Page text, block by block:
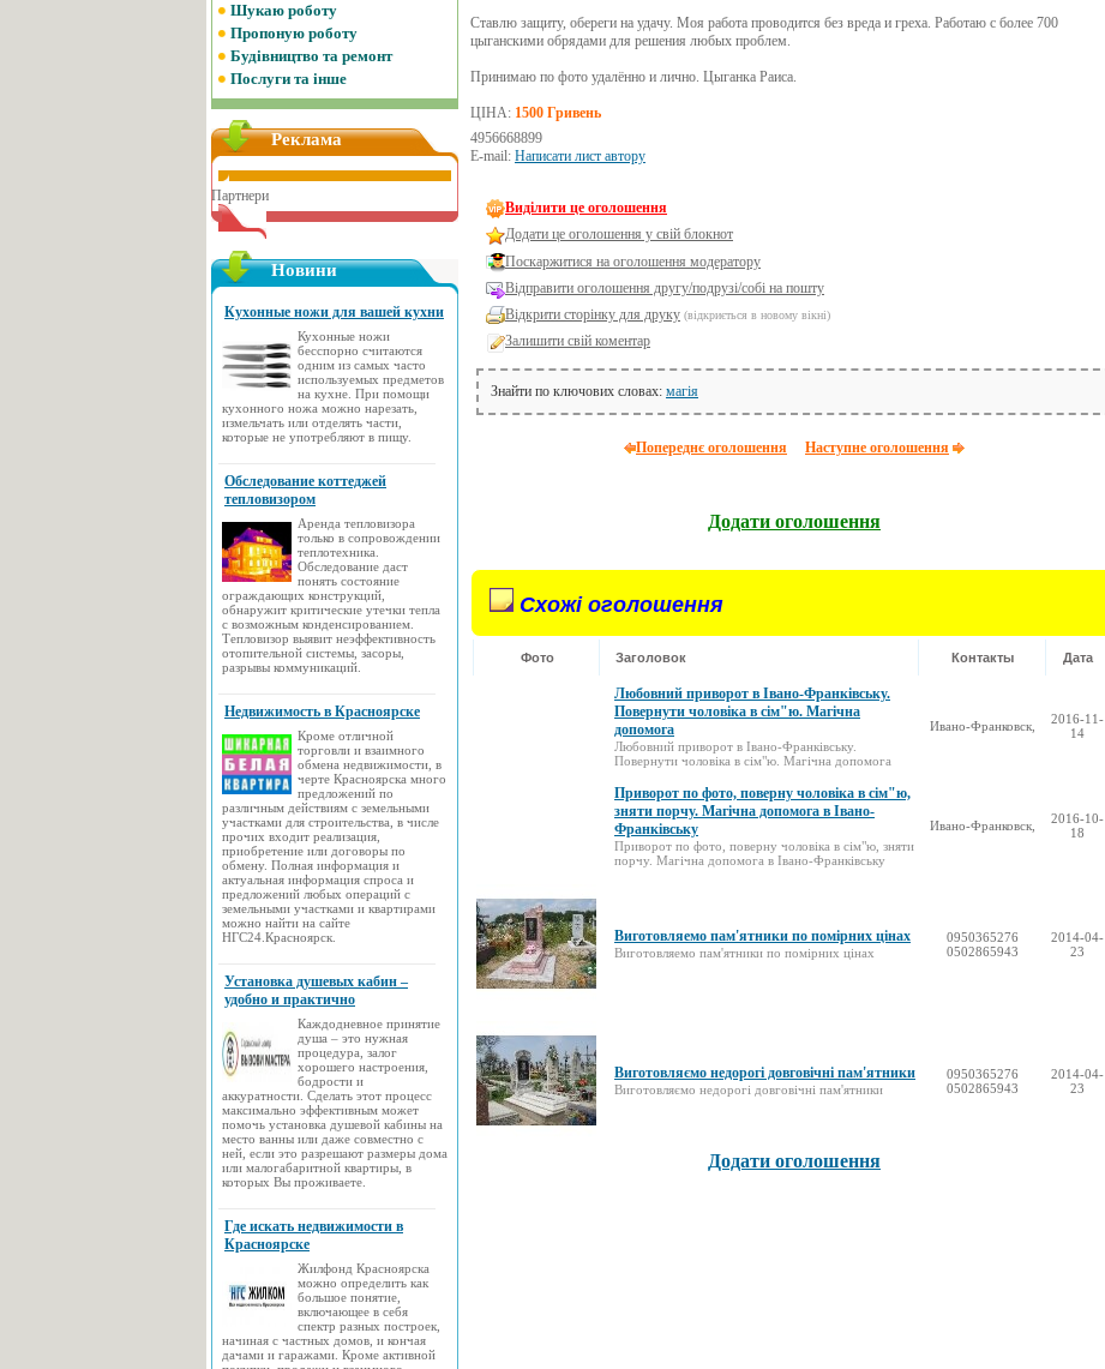
Ставлю защиту, обереги на удачу. Моя работа проводится без вреда и греха. Работаю с более 700
цыганскими обрядами для решения любых проблем.
Принимаю по фото удалённо и лично. Цыганка Раиса.
ЦІНА: 1500 Гривень
4956668899
E-mail: Написати лист автору
Виділити це оголошення
Додати це оголошення у свій блокнот
Поскаржитися на оголошення модератору
Відправити оголошення другу/подрузі/собі на пошту
Відкрити сторінку для друку (відкриється в новому вікні)
Залишити свій коментар
Знайти по ключових словах: магія
Попереднє оголошення Наступне оголошення
Додати оголошення
Схожі оголошення
Фото Заголовок Контакты Дата
Любовний приворот в Івано-Франківську.
Повернути чоловіка в сім"ю. Магічна
допомога
Любовний приворот в Івано-Франківську.
Повернути чоловіка в сім"ю. Магічна допомога
Ивано-Франковск,
2016-11-
14
Приворот по фото, поверну чоловіка в сім"ю,
зняти порчу. Магічна допомога в Івано-
Франківську
Приворот по фото, поверну чоловіка в сім"ю, зняти
порчу. Магічна допомога в Івано-Франківську
Ивано-Франковск,
2016-10-
18
Виготовляемо пам'ятники по помірних цінах
Виготовляемо пам'ятники по помірних цінах
0950365276
0502865943
2014-04-
23
Виготовляємо недорогі довговічні пам'ятники
Виготовляємо недорогі довговічні пам'ятники
0950365276
0502865943
2014-04-
23
Додати оголошення
Шукаю роботу
Пропоную роботу
Будівництво та ремонт
Послуги та інше
Реклама
Партнери
Новини
Кухонные ножи для вашей кухни
Кухонные ножи
бесспорно считаются
одним из самых часто
используемых предметов
на кухне. При помощи
кухонного ножа можно нарезать,
измельчать или отделять части,
которые не употребляют в пищу.
Обследование коттеджей
тепловизором
Аренда тепловизора
только в сопровождении
теплотехника.
Обследование даст
понять состояние
ограждающих конструкций,
обнаружит критические утечки тепла
с возможным конденсированием.
Тепловизор выявит неэффективность
отопительной системы, засоры,
разрывы коммуникаций.
Недвижимость в Красноярске
Кроме отличной
торговли и взаимного
обмена недвижимости, в
черте Красноярска много
предложений по
различным действиям с земельными
участками для строительства, в числе
прочих входит реализация,
приобретение или договоры по
обмену. Полная информация и
актуальная информация спроса и
предложений любых операций с
земельными участками и квартирами
можно найти на сайте
НГС24.Красноярск.
Установка душевых кабин –
удобно и практично
Каждодневное принятие
душа – это нужная
процедура, залог
хорошего настроения,
бодрости и
аккуратности. Сделать этот процесс
максимально эффективным может
помочь установка душевой кабины на
место ванны или даже совместно с
ней, если это разрешают размеры дома
или малогабаритной квартиры, в
которых Вы проживаете.
Где искать недвижимости в
Красноярске
Жилфонд Красноярска
можно определить как
большое понятие,
включающее в себя
спектр разных построек,
начиная с частных домов, и кончая
дачами и гаражами. Кроме активной